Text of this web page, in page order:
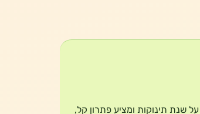
שנת תינוקות ומציע פתרון קל,